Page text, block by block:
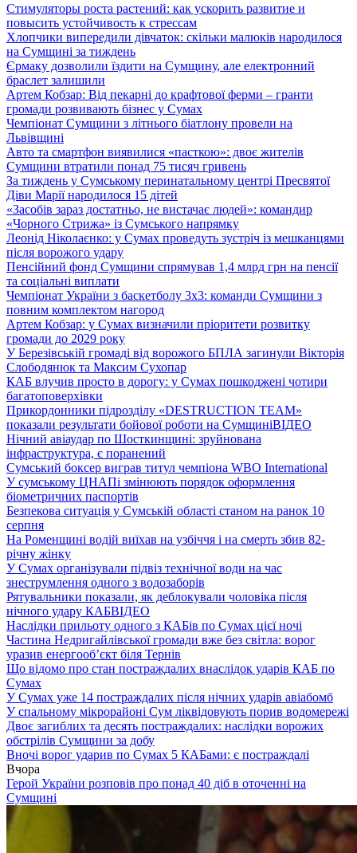
Стимуляторы роста растений: как ускорить развитие и
повысить устойчивость к стрессам
Хлопчики випередили дівчаток: скільки малюків народилося
на Сумщині за тиждень
Єрмаку дозволили їздити на Сумщину, але електронний
браслет залишили
Артем Кобзар: Від пекарні до крафтової ферми – гранти
громади розвивають бізнес у Сумах
Чемпіонат Сумщини з літнього біатлону провели на
Львівщині
Авто та смартфон виявилися «пасткою»: двоє жителів
Сумщини втратили понад 75 тисяч гривень
За тиждень у Сумському перинатальному центрі Пресвятої
Діви Марії народилося 15 дітей
«Засобів зараз достатньо, не вистачає людей»: командир
«Чорного Стрижа» із Сумського напрямку
Леонід Ніколаєнко: у Сумах проведуть зустріч із мешканцями
після ворожого удару
Пенсійний фонд Сумщини спрямував 1,4 млрд грн на пенсії
та соціальні виплати
Чемпіонат України з баскетболу 3х3: команди Сумщини з
повним комплектом нагород
Артем Кобзар: у Сумах визначили пріоритети розвитку
громади до 2029 року
У Березівській громаді від ворожого БПЛА загинули Вікторія
Слободянюк та Максим Сухопар
КАБ влучив просто в дорогу: у Сумах пошкоджені чотири
багатоповерхівки
Прикордонники підрозділу «DESTRUCTION TEAM»
показали результати бойової роботи на СумщиніВІДЕО
Нічний авіаудар по Шосткинщині: зруйнована
інфраструктура, є поранений
Сумський боксер виграв титул чемпіона WBO International
У сумському ЦНАПі змінюють порядок оформлення
біометричних паспортів
Безпекова ситуація у Сумській області станом на ранок 10
серпня
На Роменщині водій виїхав на узбіччя і на смерть збив 82-
річну жінку
У Сумах організували підвіз технічної води на час
знеструмлення одного з водозаборів
Рятувальники показали, як деблокували чоловіка після
нічного удару КАБВІДЕО
Наслідки прильоту одного з КАБів по Сумах цієї ночі
Частина Недригайлівської громади вже без світла: ворог
уразив енергооб’єкт біля Тернів
Що відомо про стан постраждалих внаслідок ударів КАБ по
Сумах
У Сумах уже 14 постраждалих після нічних ударів авіабомб
У спальному мікрорайоні Сум ліквідовують порив водомережі
Двоє загиблих та десять постраждалих: наслідки ворожих
обстрілів Сумщини за добу
Вночі ворог ударив по Сумах 5 КАБами: є постраждалі
Вчора
Герой України розповів про понад 40 діб в оточенні на
Сумщині